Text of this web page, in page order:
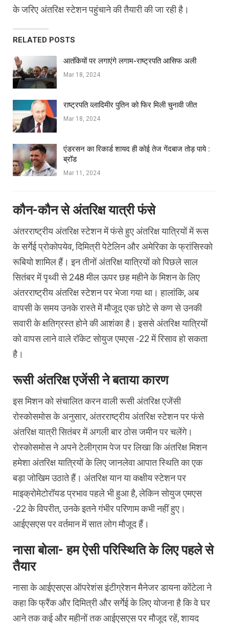
के जरिए अंतरिक्ष स्टेशन पहुंचाने की तैयारी की जा रही है।
RELATED POSTS
आतंकियों पर लगाएंगे लगाम-राष्ट्रपति आसिफ अली
Mar 18, 2024
राष्ट्रपति व्लादिमीर पुतिन को फिर मिली चुनावी जीत
Mar 18, 2024
एंडरसन का रिकार्ड शायद ही कोई तेज गेंदबाज तोड़ पाये :
ब्रॉड
Mar 11, 2024
कौन-कौन से अंतरिक्ष यात्री फंसे
अंतरराष्ट्रीय अंतरिक्ष स्टेशन में फंसे हुए अंतरिक्ष यात्रियों में रूस
के सर्गेई प्रोकोपयेव, दिमित्री पेटेलिन और अमेरिका के फ्रांसिस्को
रूबियो शामिल हैं। इन तीनों अंतरिक्ष यात्रियों को पिछले साल
सितंबर में पृथ्वी से 248 मील ऊपर छह महीने के मिशन के लिए
अंतरराष्ट्रीय अंतरिक्ष स्टेशन पर भेजा गया था। हालांकि, अब
वापसी के समय उनके रास्ते में मौजूद एक छोटे से कण से उनकी
सवारी के क्षतिग्रस्त होने की आशंका है। इससे अंतरिक्ष यात्रियों
को वापस लाने वाले रॉकेट सोयुज एमएस -22 में रिसाव हो सकता
है।
रूसी अंतरिक्ष एजेंसी ने बताया कारण
इस मिशन को संचालित करन वाली रूसी अंतरिक्ष एजेंसी
रोस्कोसमोस के अनुसार, अंतरराष्ट्रीय अंतरिक्ष स्टेशन पर फंसे
अंतरिक्ष यात्री सितंबर में अगली बार ठोस जमीन पर चलेंगे।
रोस्कोसमोस ने अपने टेलीग्राम पेज पर लिखा कि अंतरिक्ष मिशन
हमेशा अंतरिक्ष यात्रियों के लिए जानलेवा आपात स्थिति का एक
बड़ा जोखिम उठाते हैं। अंतरिक्ष यान या कक्षीय स्टेशन पर
माइक्रोमेटोरॉयड प्रभाव पहले भी हुआ है, लेकिन सोयुज एमएस
-22 के विपरीत, उनके इतने गंभीर परिणाम कभी नहीं हुए।
आईएसएस पर वर्तमान में सात लोग मौजूद हैं।
नासा बोला- हम ऐसी परिस्थिति के लिए पहले से
तैयार
नासा के आईएसएस ऑपरेशंस इंटीग्रेशन मैनेजर डायना कोंटेला ने
कहा कि फ्रैंक और दिमित्री और सर्गेई के लिए योजना है कि वे घर
आने तक कई और महीनों तक आईएसएस पर मौजूद रहें, शायद